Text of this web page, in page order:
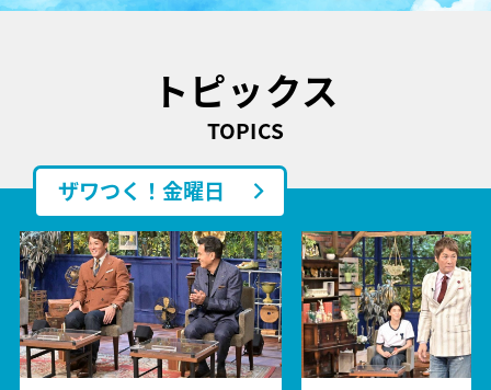
トピックス
TOPICS
ザワつく！金曜日